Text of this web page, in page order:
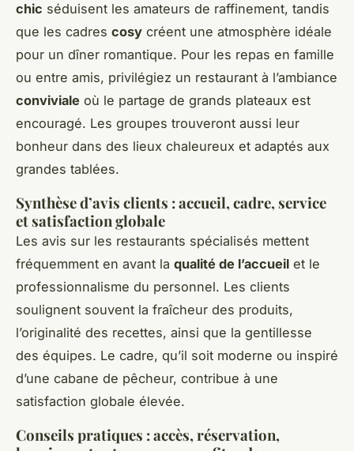
chic séduisent les amateurs de raffinement, tandis
que les cadres cosy créent une atmosphère idéale
pour un dîner romantique. Pour les repas en famille
ou entre amis, privilégiez un restaurant à l’ambiance
conviviale où le partage de grands plateaux est
encouragé. Les groupes trouveront aussi leur
bonheur dans des lieux chaleureux et adaptés aux
grandes tablées.
Synthèse d’avis clients : accueil, cadre, service
et satisfaction globale
Les avis sur les restaurants spécialisés mettent
fréquemment en avant la qualité de l’accueil et le
professionnalisme du personnel. Les clients
soulignent souvent la fraîcheur des produits,
l’originalité des recettes, ainsi que la gentillesse
des équipes. Le cadre, qu’il soit moderne ou inspiré
d’une cabane de pêcheur, contribue à une
satisfaction globale élevée.
Conseils pratiques : accès, réservation,